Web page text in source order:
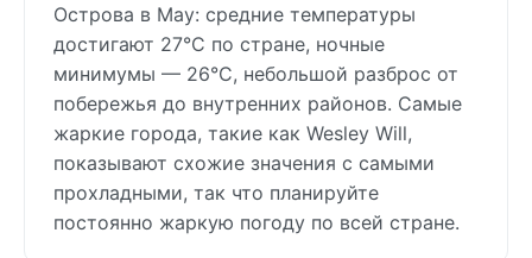
Острова в May: средние температуры
достигают 27°C по стране, ночные
минимумы — 26°C, небольшой разброс от
побережья до внутренних районов. Самые
жаркие города, такие как Wesley Will,
показывают схожие значения с самыми
прохладными, так что планируйте
постоянно жаркую погоду по всей стране.